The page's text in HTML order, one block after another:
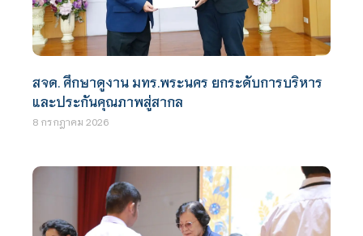
สจด. ศึกษาดูงาน มทร.พระนคร ยกระดับการบริหาร
และประกันคุณภาพสู่สากล
8 กรกฎาคม 2026